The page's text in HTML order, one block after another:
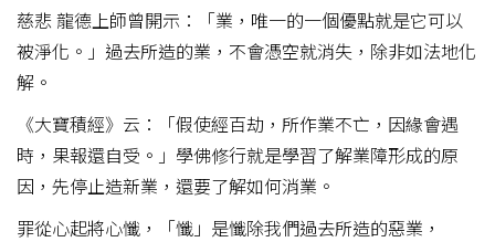
慈悲 龍德上師曾開示：「業，唯一的一個優點就是它可以
被淨化。」過去所造的業，不會憑空就消失，除非如法地化
解。
《大寶積經》云：「假使經百劫，所作業不亡，因緣會遇
時，果報還自受。」學佛修行就是學習了解業障形成的原
因，先停止造新業，還要了解如何消業。
罪從心起將心懺，「懺」是懺除我們過去所造的惡業，